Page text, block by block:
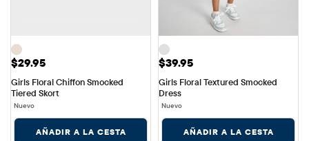
Precio: $29.95
$29.95
Girls Floral Chiffon Smocked
Tiered Skort
Nuevo
AÑADIR A LA CESTA
Precio: $39.95
$39.95
Girls Floral Textured Smocked
Dress
Nuevo
AÑADIR A LA CESTA